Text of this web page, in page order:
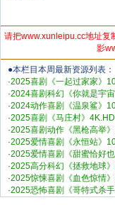
请把www.xunleipu.cc地址复
影
●本栏目本周最新资源列表：
·2025喜剧《一起过家家》
·2024喜剧科幻《你就是宇
·2024动作喜剧《温泉鲨》
·2025喜剧《马庄村》
·2025喜剧动作《黑枪高举
·2025爱情喜剧《永恒站》
·2025爱情喜剧《甜蜜恰好
·2025高分科幻《拯救地球
·2025惊悚喜剧《血色惊情
·2025恐怖喜剧《哥特式杀